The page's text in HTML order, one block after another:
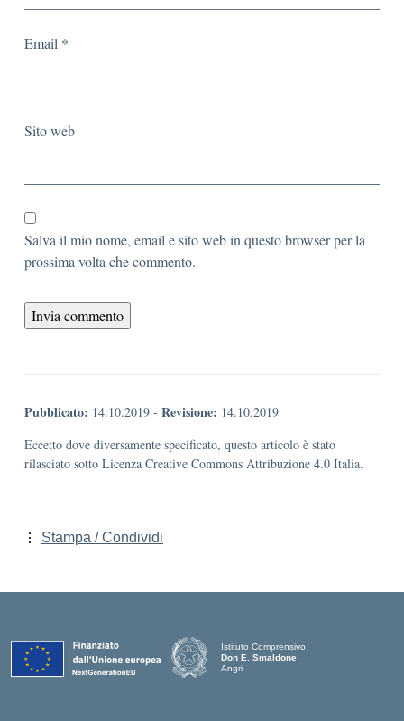
Email *
Sito web
Salva il mio nome, email e sito web in questo browser per la
prossima volta che commento.
Pubblicato: 14.10.2019 - Revisione: 14.10.2019
Eccetto dove diversamente specificato, questo articolo è stato
rilasciato sotto Licenza Creative Commons Attribuzione 4.0 Italia.
Stampa / Condividi
Istituto Comprensivo
Don E. Smaldone
Angri